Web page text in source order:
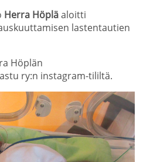
Herra Höpläaloitti
lastentautien
Höplän
ry:n instagram-tililtä.